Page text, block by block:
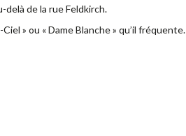
de la rue Feldkirch.
» ou « Dame Blanche » qu’il fréquente.